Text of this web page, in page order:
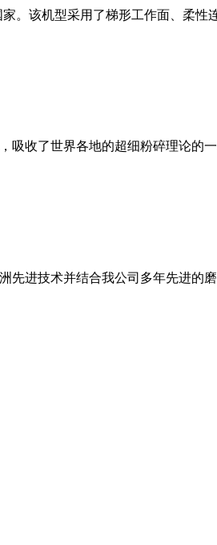
。该机型采用了梯形工作面、柔
收了世界各地的超细粉碎理论的
进技术并结合我公司多年先进的